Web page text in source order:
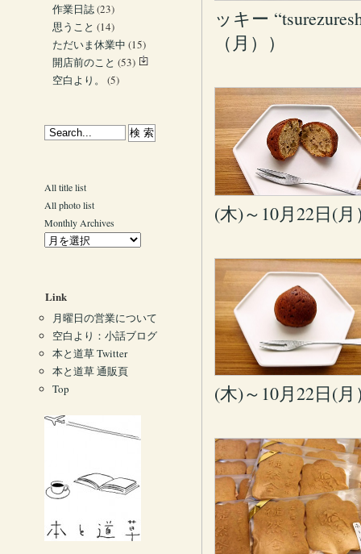
ッキー
（月））
(木)～10月22日(
(木)～10月22日(
作業日誌(23)
思うこと (14)
ただいま休業中 (15)
開店前のこと (53)
空白より。
(5)
All title list
All photo list
Monthly Archives
Link
月曜日の営業について
空白より：小話ブログ
本と道草 Twitter
本と道草 通販頁
Top